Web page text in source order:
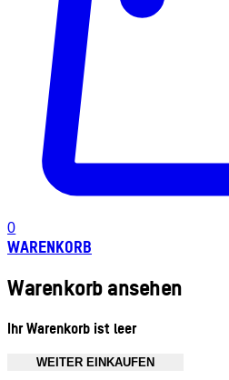
0
WARENKORB
Warenkorb ansehen
Ihr Warenkorb ist leer
WEITER EINKAUFEN